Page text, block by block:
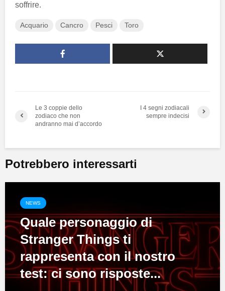
soffrire.
Acquario Cancro Pesci Toro
Le 3 coppie dello
zodiaco che non
andranno mai d’accordo
I 4 segni zodiacali
sempre indecisi
Potrebbero interessarti
NEWS
Quale personaggio di
Stranger Things ti
rappresenta con il nostro
test: ci sono risposte...